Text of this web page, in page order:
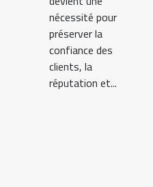
nécessité pour
préserver la
confiance des
clients, la
réputation et...